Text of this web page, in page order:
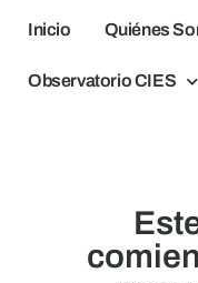
Inicio Quiénes
Observatorio CIES